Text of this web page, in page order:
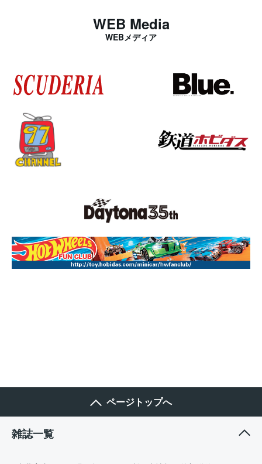
WEB Media
WEBメディア
ページトップへ
雑誌一覧